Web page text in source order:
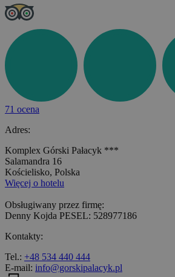
71 ocena
Adres:
Komplex Górski Pałacyk ***
Salamandra 16
Kościelisko, Polska
Więcej o hotelu
Obsługiwany przez firmę:
Denny Kojda PESEL: 528977186
Kontakty:
Tel.: +48 534 440 444
E-mail: info@gorskipalacyk.pl